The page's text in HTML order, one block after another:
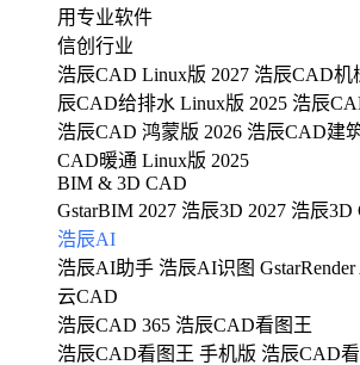
用专业软件
信创行业
浩辰CAD Linux版 2027 浩辰CAD机
辰CAD给排水 Linux版 2025 浩辰
浩辰CAD 鸿蒙版 2026 浩辰CAD建
CAD暖通 Linux版 2025
BIM & 3D CAD
GstarBIM 2027 浩辰3D 2027 浩辰3D
浩辰AI
浩辰AI助手 浩辰AI识图
云CAD
浩辰CAD 365 浩辰CAD看图王
浩辰CAD看图王 手机版 浩辰CAD